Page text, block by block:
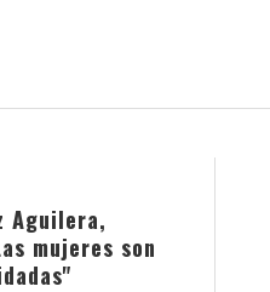
Aguilera,
mujeres son